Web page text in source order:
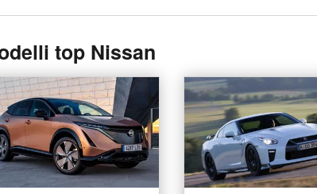
top Nissan